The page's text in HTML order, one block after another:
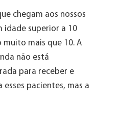
chegam aos nossos
idade superior a 10
muito mais que 10. A
não está
para receber e
pacientes, mas a